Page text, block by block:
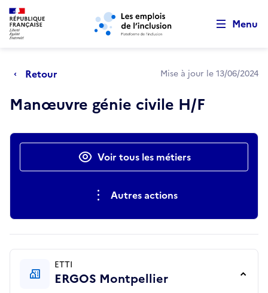
Aller au menu principal Aller au contenu principal
Menu
Retour Mise à jour le 13/06/2024
Manœuvre génie civile H/F
Actions rapidesVoir tous les métiers
Autres actions
ETTI
ERGOS Montpellier
Retour au début de la page
Panneau de gestion des cookies